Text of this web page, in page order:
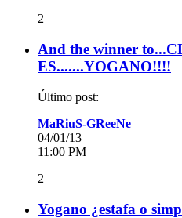
2
And the winner
ES.......YOGANO!!!!
Último post:
MaRiuS-GReeNe
04/01/13
11:00 PM
2
Yogano ¿estafa o